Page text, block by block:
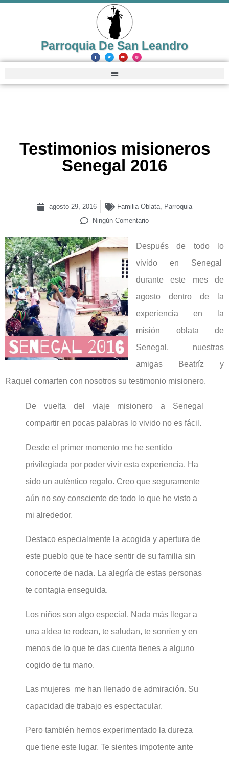
Parroquia De San Leandro
Testimonios misioneros
Senegal 2016
agosto 29, 2016 Familia Oblata, Parroquia
Ningún Comentario
Después de todo lo
vivido en Senegal
durante este mes de
agosto dentro de la
experiencia en la
misión oblata de
Senegal, nuestras
amigas Beatríz y
Raquel comarten con nosotros su testimonio misionero.
De vuelta del viaje misionero a Senegal
compartir en pocas palabras lo vivido no es fácil.
Desde el primer momento me he sentido
privilegiada por poder vivir esta experiencia. Ha
sido un auténtico regalo. Creo que seguramente
aún no soy consciente de todo lo que he visto a
mi alrededor.
Destaco especialmente la acogida y apertura de
este pueblo que te hace sentir de su familia sin
conocerte de nada. La alegría de estas personas
te contagia enseguida.
Los niños son algo especial. Nada más llegar a
una aldea te rodean, te saludan, te sonríen y en
menos de lo que te das cuenta tienes a alguno
cogido de tu mano.
Las mujeres me han llenado de admiración. Su
capacidad de trabajo es espectacular.
Pero también hemos experimentado la dureza
que tiene este lugar. Te sientes impotente ante